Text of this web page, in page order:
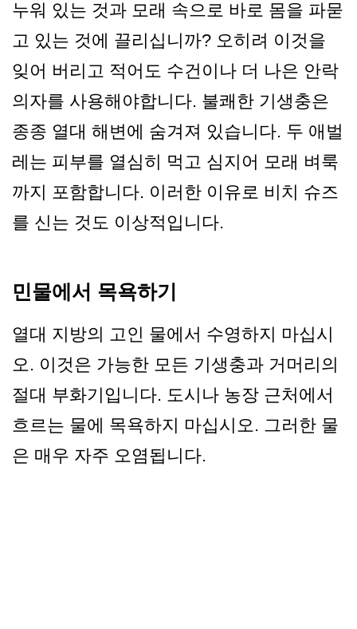
누워 있는 것과 모래 속으로 바로 몸을 파묻
고 있는 것에 끌리십니까? 오히려 이것을
잊어 버리고 적어도 수건이나 더 나은 안락
의자를 사용해야합니다. 불쾌한 기생충은
종종 열대 해변에 숨겨져 있습니다. 두 애벌
레는 피부를 열심히 먹고 심지어 모래 벼룩
까지 포함합니다. 이러한 이유로 비치 슈즈
를 신는 것도 이상적입니다.
민물에서 목욕하기
열대 지방의 고인 물에서 수영하지 마십시
오. 이것은 가능한 모든 기생충과 거머리의
절대 부화기입니다. 도시나 농장 근처에서
흐르는 물에 목욕하지 마십시오. 그러한 물
은 매우 자주 오염됩니다.